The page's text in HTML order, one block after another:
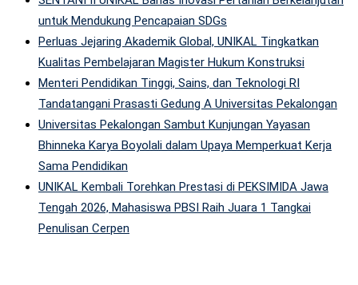
untuk Mendukung Pencapaian SDGs
Perluas Jejaring Akademik Global, UNIKAL Tingkatkan
Kualitas Pembelajaran Magister Hukum Konstruksi
Menteri Pendidikan Tinggi, Sains, dan Teknologi RI
Tandatangani Prasasti Gedung A Universitas Pekalongan
Universitas Pekalongan Sambut Kunjungan Yayasan
Bhinneka Karya Boyolali dalam Upaya Memperkuat Kerja
Sama Pendidikan
UNIKAL Kembali Torehkan Prestasi di PEKSIMIDA Jawa
Tengah 2026, Mahasiswa PBSI Raih Juara 1 Tangkai
Penulisan Cerpen